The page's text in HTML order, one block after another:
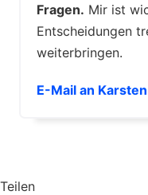
Fragen. Mir ist
Entscheidungen
weiterbringen.
E-Mail an
Teilen